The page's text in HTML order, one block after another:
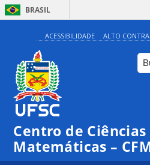
BRASIL
ACESSIBILIDADE ALTO
Centro de Ciências
Matemáticas –